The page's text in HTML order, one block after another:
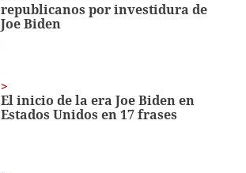
republicanos por investidura de
Joe Biden
El inicio de la era Joe Biden en
Estados Unidos en 17 frases